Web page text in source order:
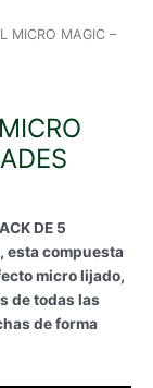
MICRO MAGIC –
DE 5
esta compuesta
micro lijado,
de todas las
de forma